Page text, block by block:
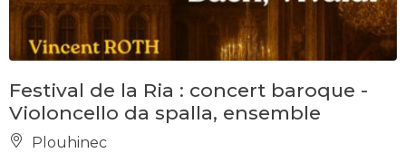
Festival de la Ria : concert baroque -
Violoncello da spalla, ensemble
Plouhinec